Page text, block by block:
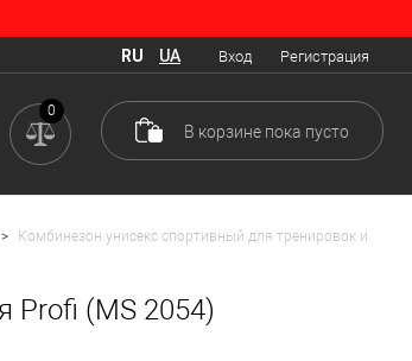
Вход Регистрация
RU UA
0
В корзине пока пусто
>
Комбинезон унисекс спортивный для тренировок и
Profi (MS 2054)